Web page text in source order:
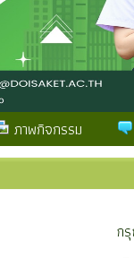
ภาพกิจกรรม
ก